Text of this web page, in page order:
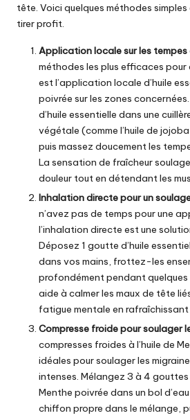
tête. Voici quelques méthodes
tirer profit.
Application locale sur les tempes
méthodes les plus efficaces pour
est l’application locale d’huile
poivrée sur les zones
d’huile essentielle dans une
végétale (comme l’huile de
puis massez doucement les
La sensation de fraîcheur
douleur tout en détendant les
Inhalation directe pour un
n’avez pas de temps pour une
l’inhalation directe est une
Déposez 1 goutte d’huile
dans vos mains, frottez-les
profondément pendant quelques
aide à calmer les maux de tête
fatigue mentale en rafraîchissant
Compresse froide pour soulager
compresses froides à l’huile de
idéales pour soulager les
intenses. Mélangez 3 à 4 gouttes
Menthe poivrée dans un bol
chiffon propre dans le mélange,